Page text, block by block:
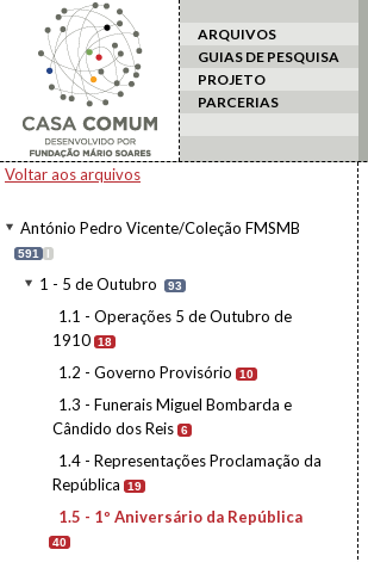
ARQUIVOS
GUIAS DE PESQUISA
PROJETO
PARCERIAS
Voltar aos arquivos
António Pedro Vicente/Coleção FMSMB
591 I
1 - 5 de Outubro 93
1.1 - Operações 5 de Outubro de
1910 18
1.2 - Governo Provisório 10
1.3 - Funerais Miguel Bombarda e
Cândido dos Reis 6
1.4 - Representações Proclamação da
República
19
1.5 - 1º Aniversário da República
40